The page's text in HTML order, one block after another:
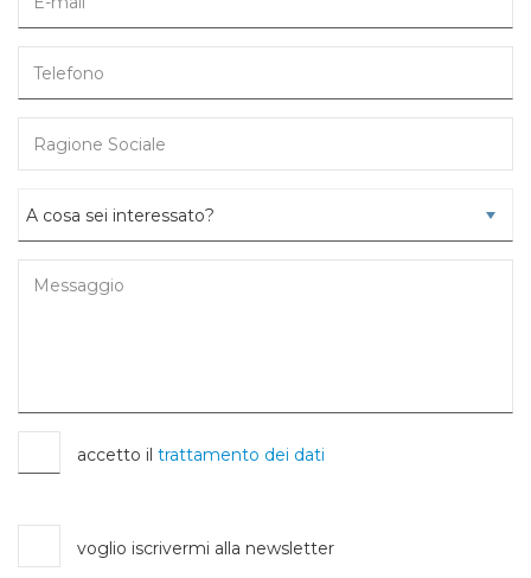
accetto il trattamento dei dati
voglio iscrivermi alla newsletter